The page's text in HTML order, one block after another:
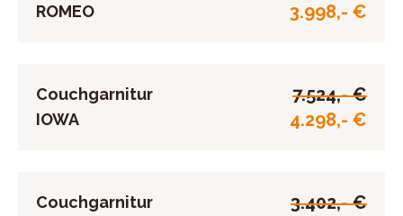
ROMEO
3.998,- €
Couchgarnitur
IOWA
7.524,- €
4.298,- €
Couchgarnitur
3.402,- €